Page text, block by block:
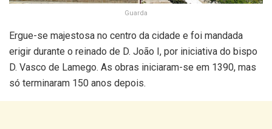
Guarda
Ergue-se majestosa no centro da cidade e foi mandada
erigir durante o reinado de D. João I, por iniciativa do bispo
D. Vasco de Lamego. As obras iniciaram-se em 1390, mas
só terminaram 150 anos depois.